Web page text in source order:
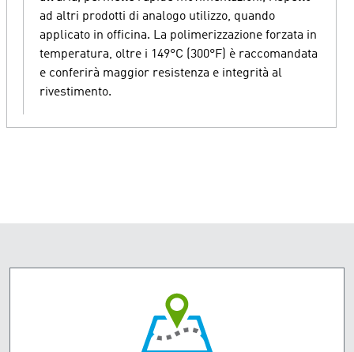
ad altri prodotti di analogo utilizzo, quando
applicato in officina. La polimerizzazione forzata in
temperatura, oltre i 149°C (300°F) è raccomandata
e conferirà maggior resistenza e integrità al
rivestimento.